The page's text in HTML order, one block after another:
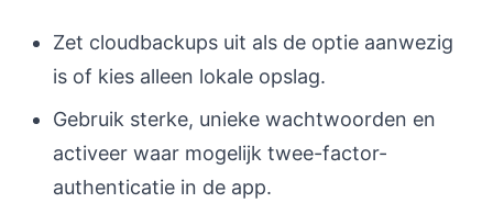
Zet cloudbackups uit als de optie aanwezig
is of kies alleen lokale opslag.
Gebruik sterke, unieke wachtwoorden en
activeer waar mogelijk twee-factor-
authenticatie in de app.